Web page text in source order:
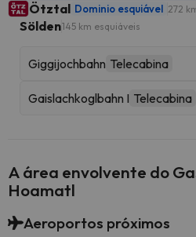
Ötztal Dominio esquiável 272
Sölden145 km esquiáveis
Giggijochbahn Telecabina
Gaislachkoglbahn I Telecabina
A área envolvente do
Hoamatl
Aeroportos próximos